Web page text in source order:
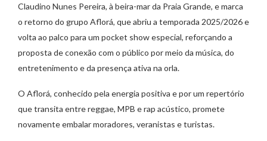
Claudino Nunes Pereira, à beira-mar da Praia Grande, e marca
o retorno do grupo Aflorá, que abriu a temporada 2025/2026 e
volta ao palco para um pocket show especial, reforçando a
proposta de conexão com o público por meio da música, do
entretenimento e da presença ativa na orla.
O Aflorá, conhecido pela energia positiva e por um repertório
que transita entre reggae, MPB e rap acústico, promete
novamente embalar moradores, veranistas e turistas.